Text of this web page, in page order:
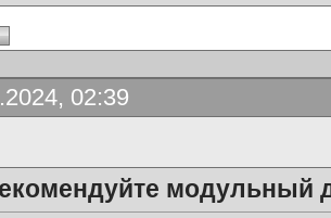
02:39
модульный